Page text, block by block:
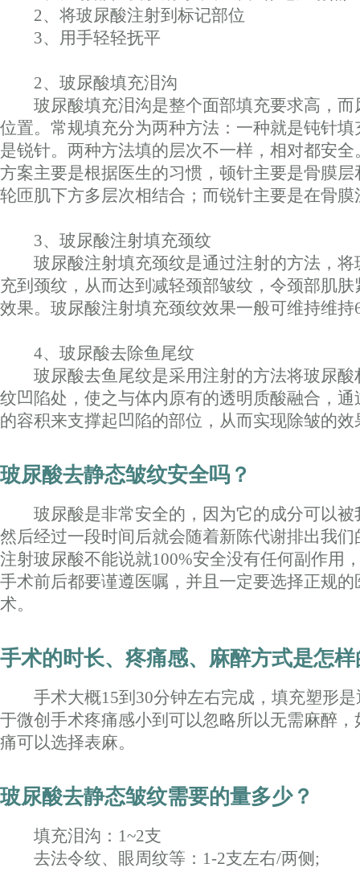
2、将玻尿酸注射到标记部位
3、用手轻轻抚平
2、玻尿酸填充泪沟
玻尿酸填充泪沟是整个面部填充要求高，而
位置。常规填充分为两种方法：一种就是钝针
是锐针。两种方法填的层次不一样，相对都安
方案主要是根据医生的习惯，顿针主要是骨膜
轮匝肌下方多层次相结合；而锐针主要是在骨膜
3、玻尿酸注射填充颈纹
玻尿酸注射填充颈纹是通过注射的方法，将
充到颈纹，从而达到减轻颈部皱纹，令颈部肌
效果。玻尿酸注射填充颈纹效果一般可维持维持
4、玻尿酸去除鱼尾纹
玻尿酸去鱼尾纹是采用注射的方法将玻尿酸
纹凹陷处，使之与体内原有的透明质酸融合，
的容积来支撑起凹陷的部位，从而实现除皱的效
玻尿酸去静态皱纹安全吗？
玻尿酸是非常安全的，因为它的成分可以被
然后经过一段时间后就会随着新陈代谢排出我
注射玻尿酸不能说就100%安全没有任何副作用
手术前后都要谨遵医嘱，并且一定要选择正规
术。
手术的时长、疼痛感、麻醉方式是怎
手术大概15到30分钟左右完成，填充塑形是
于微创手术疼痛感小到可以忽略所以无需麻醉
痛可以选择表麻。
玻尿酸去静态皱纹需要的量多少？
填充泪沟：1~2支
去法令纹、眼周纹等：1-2支左右/两侧;